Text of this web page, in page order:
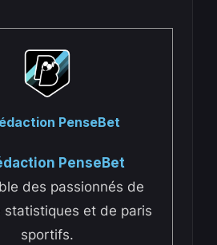
PenseBet
PenseBet
des passionnés de
statistiques et de paris
sportifs.